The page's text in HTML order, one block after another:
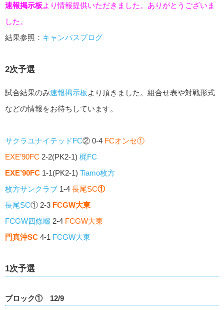
速報掲示板より情報提供いただきました。ありがとうございま
した。
結果参照： キャンパスブログ
2次予選
試合結果のみ速報掲示板 より頂きました。組合せ表や対戦形式
などの情報をお待ちしています。
サクラユナイテッドFC② 0-4 FCオンセ①
EXE’90FC 2-2(PK2-1) 梶FC
EXE’90FC 1-1(PK2-1) Tiamo枚方
枚方サンクラブ 1-4 長尾SC①
長尾SC① 2-3 FCGW大東
FCGW四條畷 2-4 FCGW大東
門真沖SC 4-1 FCGW大東
1次予選
ブロック① 12/9